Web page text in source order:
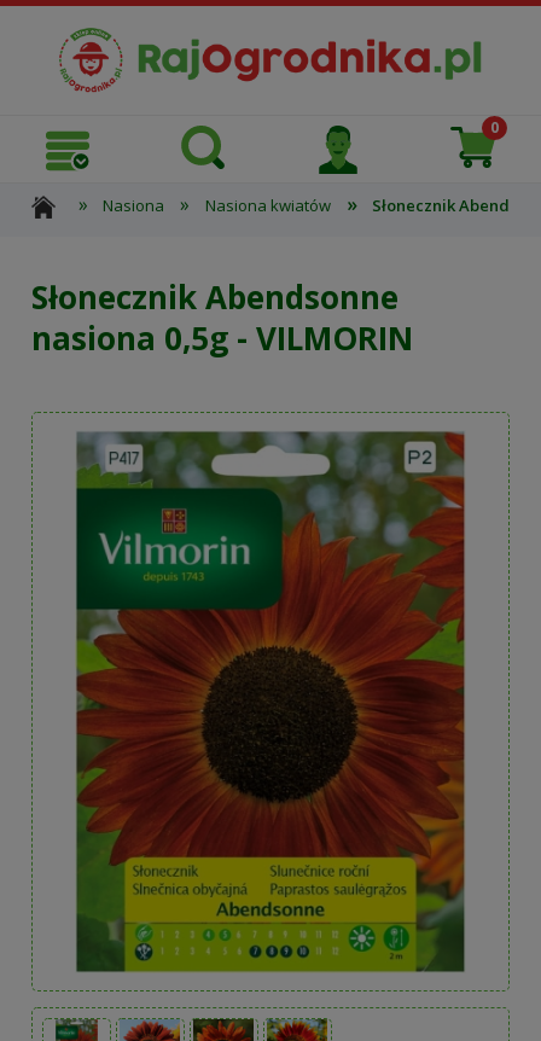
» Nasiona » Nasiona kwiatów » Słonecznik
Słonecznik Abendsonne
nasiona 0,5g - VILMORIN